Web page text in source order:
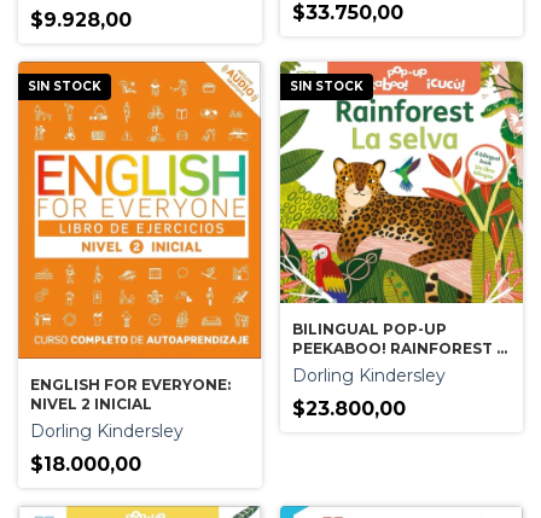
$9.928,00 $33.750,00
SIN STOCK
ENGLISH FOR EVERYONE:
NIVEL 2 INICIAL
Dorling Kindersley
$18.000,00
SIN STOCK
BILINGUAL POP-UP
PEEKABOO! RAINFOREST -
LA SELVA
Dorling Kindersley
$23.800,00